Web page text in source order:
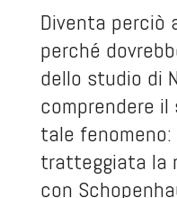
Diventa perciò
perché
dello studio di
comprendere
tale
tratteggiata la
con